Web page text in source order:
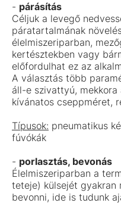
- párásítás
Céljuk a levegő
páratartalmának
élelmiszeriparban,
kertésztekben vagy
előfordulhat ez az
A választás több
áll-e szivattyú, mekkora
kívánatos cseppméret,
Típusok: pneumatikus
fúvókák
- porlasztás, bevonás
Élelmiszeriparban a
teteje) külsejét gyakran
bevonni, ide is tudunk